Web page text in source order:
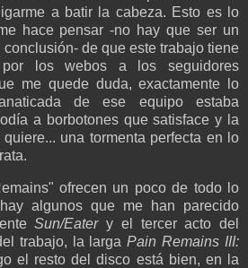
a batir la cabeza. Esto es lo
hace pensar -no hay que ser un
de que este trabajo tiene
los webos a los seguidores
me quede duda, exactamente lo
de ese equipo estaba
a borbotones que satisface y la
una tormenta perfecta en lo
ofrecen un poco de todo lo
algunos que me han parecido
Sun/Eatery el tercer acto del
trabajo, la largaPain Remains III:
el resto del disco está bien, en la